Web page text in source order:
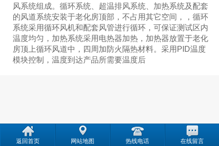
风系统组成。循环系统、超温排风系统、加热系统及配套
的风道系统安装于老化房顶部，不占用其它空间，，循环
系统采用循环风机和配套风管进行循环，可保证测试区内
温度均匀，加热系统采用电热器加热，加热器放置于老化
房顶上循环风道中，四周加防火隔热材料。采用PID温度
模块控制，温度到达产品所需要温度后
返回首页 网站地图 热线电话 在线留言